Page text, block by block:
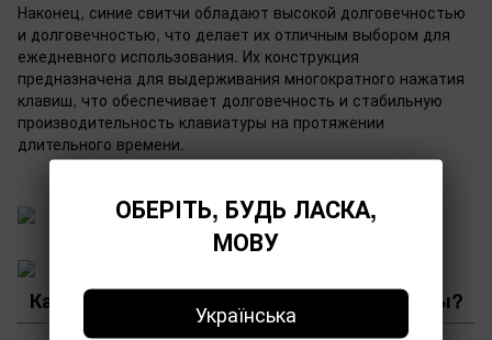
Наконец, синие свитчи обладают высокой долговечностью
и долговечностью, что делает их отличным выбором для
ежедневного использования. Их конструкция
предназначена для выдерживания многократного нажатия
клавиш, что обеспечивает долговечность и стабильную
производительность клавиатуры на протяжении
длительного времени.
Как выбрать синие свитчи для клавиатуры?
ОБЕРІТЬ, БУДЬ ЛАСКА,
МОВУ
Українська